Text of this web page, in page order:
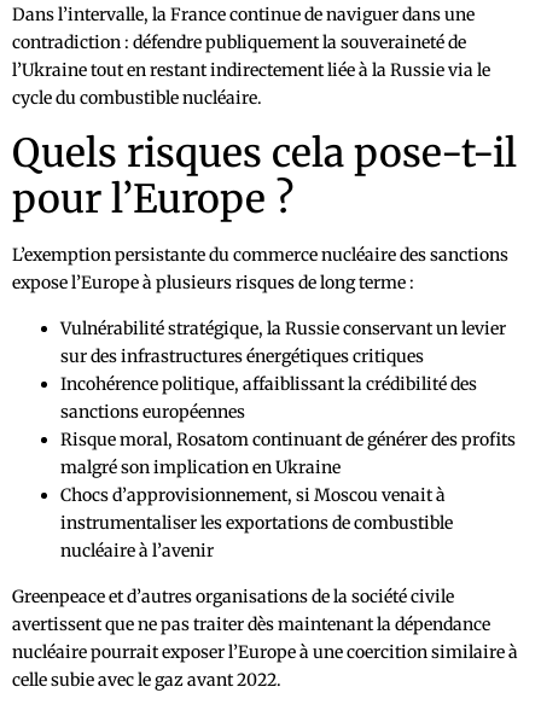
Dans l’intervalle, la France continue de naviguer dans une
contradiction : défendre publiquement la souveraineté de
l’Ukraine tout en restant indirectement liée à la Russie via le
cycle du combustible nucléaire.
Quels risques cela pose-t-il
pour l’Europe ?
L’exemption persistante du commerce nucléaire des sanctions
expose l’Europe à plusieurs risques de long terme :
Vulnérabilité stratégique, la Russie conservant un levier
sur des infrastructures énergétiques critiques
Incohérence politique, affaiblissant la crédibilité des
sanctions européennes
Risque moral, Rosatom continuant de générer des profits
malgré son implication en Ukraine
Chocs d’approvisionnement, si Moscou venait à
instrumentaliser les exportations de combustible
nucléaire à l’avenir
Greenpeace et d’autres organisations de la société civile
avertissent que ne pas traiter dès maintenant la dépendance
nucléaire pourrait exposer l’Europe à une coercition similaire à
celle subie avec le gaz avant 2022.